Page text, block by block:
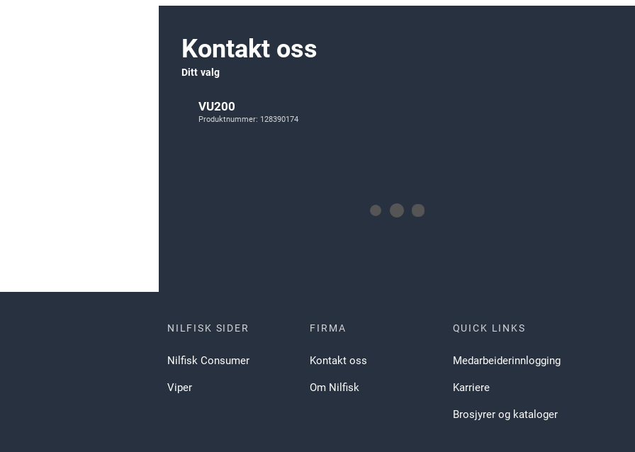
Kontakt oss
Ditt valg
VU200
Produktnummer: 128390174
NILFISK SIDER
Nilfisk Consumer
Viper
FIRMA
Kontakt oss
Om Nilfisk
QUICK LINKS
Medarbeiderinnlogging
Karriere
Brosjyrer og kataloger